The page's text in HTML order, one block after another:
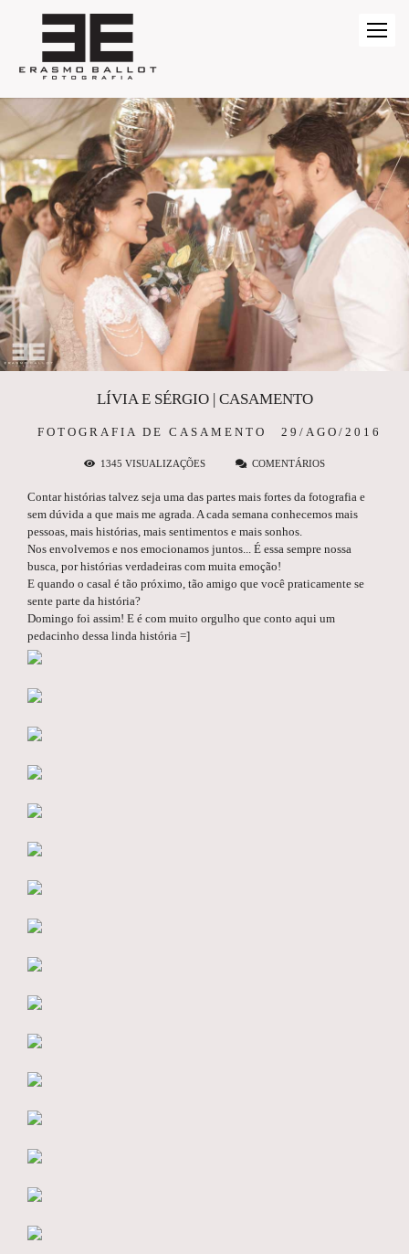
FOTOGRAFIA DE CASAMENTO 29/AGO/2016
LÍVIA E SÉRGIO | CASAMENTO
1345 VISUALIZAÇÕES COMENTÁRIOS
Contar histórias talvez seja uma das partes mais fortes da fotografia e
sem dúvida a que mais me agrada. A cada semana conhecemos mais
pessoas, mais histórias, mais sentimentos e mais sonhos.
Nos envolvemos e nos emocionamos juntos... É essa sempre nossa
busca, por histórias verdadeiras com muita emoção!
E quando o casal é tão próximo, tão amigo que você praticamente se
sente parte da história?
Domingo foi assim! E é com muito orgulho que conto aqui um
pedacinho dessa linda história =]